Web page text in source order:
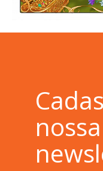
nossa